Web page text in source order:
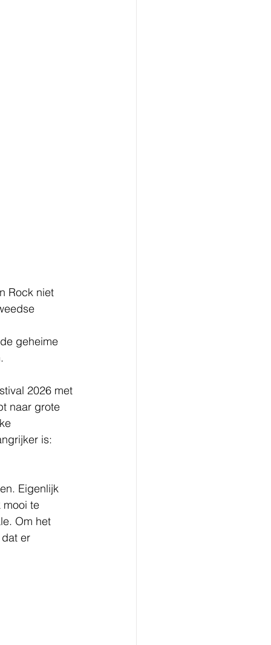
Rock niet
geheime
2026 met
naar grote
is:
Eigenlijk
mooi te
Om het
er